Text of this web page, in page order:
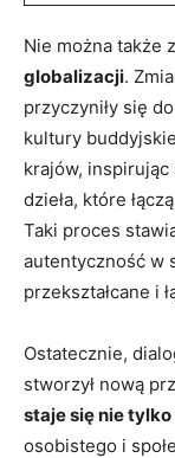
Nie można także
globalizacji.
przyczyniły się
kultury
krajów,
dzieła, które
Taki proces
autentyczność w
przekształcane i
Ostatecznie,
stworzył nową
staje się nie
osobistego i